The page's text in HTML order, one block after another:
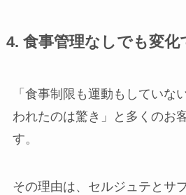
4. 食事管理なしでも変化
「食事制限も運動もしていな
われたのは驚き」と多くのお
す。
その理由は、セルジュテとサ